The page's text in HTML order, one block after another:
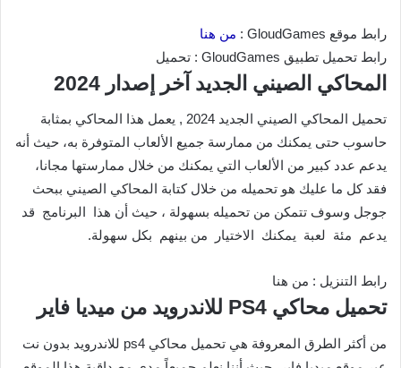
رابط موقع GloudGames :
من هنا
رابط تحميل تطبيق GloudGames : تحميل
المحاكي الصيني الجديد آخر إصدار 2024
تحميل المحاكي الصيني الجديد 2024 , يعمل هذا المحاكي بمثابة
حاسوب حتى يمكنك من ممارسة جميع الألعاب المتوفرة به، حيث أنه
يدعم عدد كبير من الألعاب التي يمكنك من خلال ممارستها مجانا،
فقد كل ما عليك هو تحميله من خلال كتابة المحاكي الصيني ببحث
جوجل وسوف تتمكن من تحميله بسهولة ، حيث أن هذا البرنامج قد
يدعم مئة لعبة يمكنك الاختيار من بينهم بكل سهولة.
رابط التنزيل : من هنا
تحميل محاكي PS4 للاندرويد من ميديا فاير
من أكثر الطرق المعروفة هي تحميل محاكي ps4 للاندرويد بدون نت